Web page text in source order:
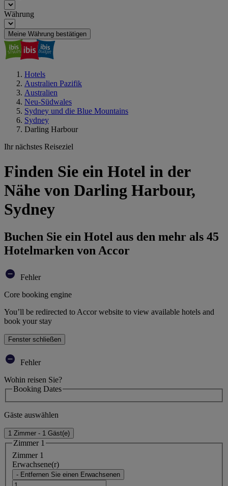
Währung
Meine Währung bestätigen
Hotels
Australien Pazifik
Australien
Neu-Südwales
Sydney und die Blue Mountains
Sydney
Darling Harbour
Ihr nächstes Reiseziel
Finden Sie ein Hotel in der
Nähe von Darling Harbour,
Sydney
Buchen Sie ein Hotel aus den mehr als 45
Hotelmarken von Accor
Fehler
Core booking engine
You’ll be redirected to Accor website to view available hotels and
book your stay
Fenster schließen
Fehler
Wohin reisen Sie?
Booking Dates
Gäste auswählen
1 Zimmer - 1 Gäst(e)
Zimmer 1
Zimmer 1
Erwachsene(r)
- Entfernen Sie einen Erwachsenen